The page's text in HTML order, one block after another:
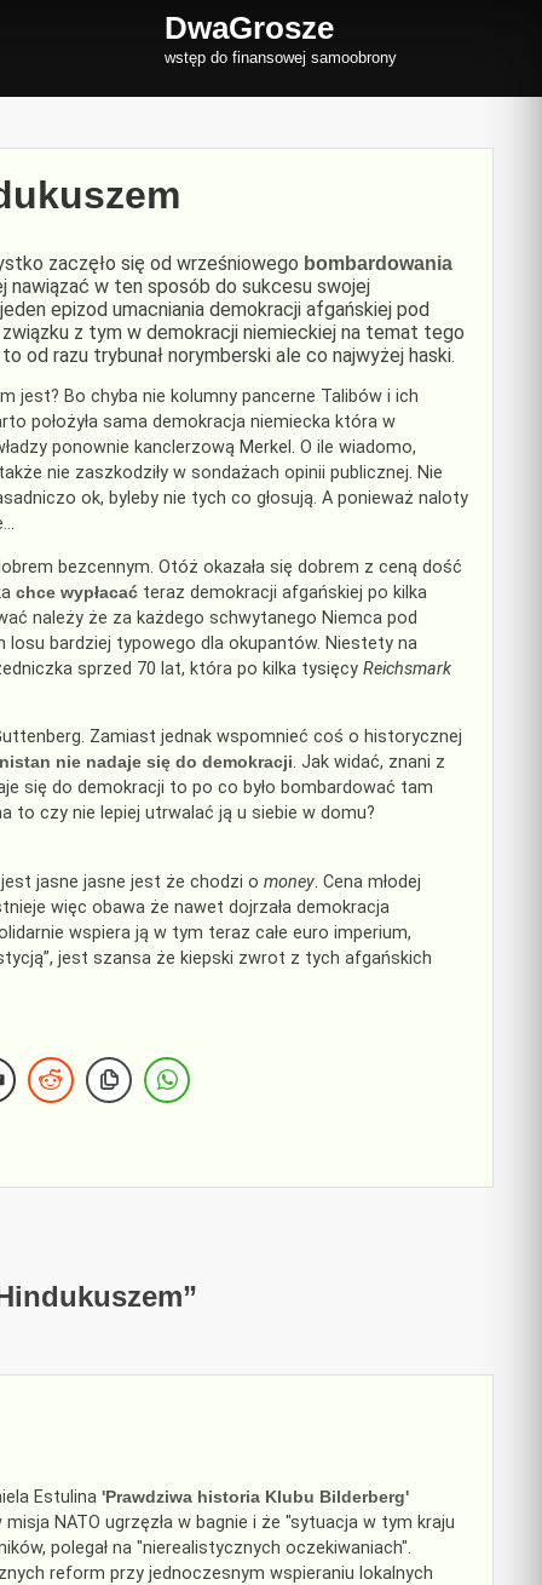
DwaGrosze
wstęp do finansowej samoobrony
zaczęło się od wrześniowego bombardowania
w ten sposób do sukcesu swojej
epizod umacniania demokracji afgańskiej pod
z tym w demokracji niemieckiej na temat tego
od razu trybunał norymberski ale co najwyżej haski.
jest? Bo chyba nie kolumny pancerne Talibów i ich
położyła sama demokracja niemiecka która w
ponownie kanclerzową Merkel. O ile wiadomo,
nie zaszkodziły w sondażach opinii publicznej. Nie
ok, byleby nie tych co głosują. A ponieważ naloty
bezcennym. Otóż okazała się dobrem z ceną dość
chce wypłacaćteraz demokracji afgańskiej po kilka
należy że za każdego schwytanego Niemca pod
bardziej typowego dla okupantów. Niestety na
sprzed 70 lat, która po kilka tysięcy Reichsmark
Zamiast jednak wspomnieć coś o historycznej
nie nadaje się do demokracji. Jak widać, znani z
się do demokracji to po co było bombardować tam
to czy nie lepiej utrwalać ją u siebie w domu?
jasne jasne jest że chodzi o money. Cena młodej
więc obawa że nawet dojrzała demokracja
wspiera ją w tym teraz całe euro imperium,
jest szansa że kiepski zwrot z tych afgańskich
”
Estulina 'Prawdziwa historia Klubu Bilderberg'
NATO ugrzęzła w bagnie i że "sytuacja w tym kraju
polegał na "nierealistycznych oczekiwaniach".
reform przy jednoczesnym wspieraniu lokalnych